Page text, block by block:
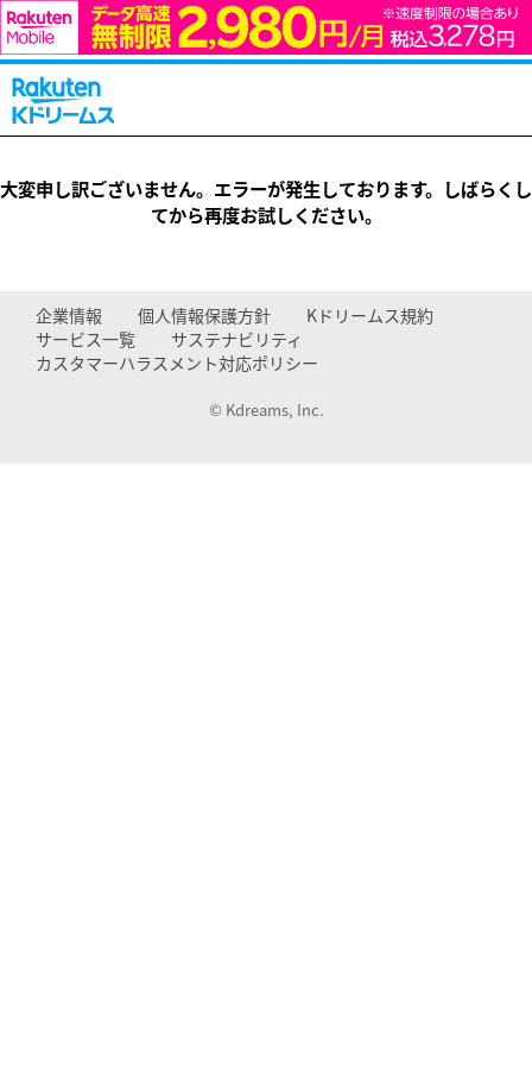
大変申し訳ございません。エラーが発生しております。しばらくし
てから再度お試しください。
企業情報 個人情報保護方針
Kドリームス規約
サービス一覧
サステナビリティ
カスタマーハラスメント対応ポリシー
© Kdreams, Inc.